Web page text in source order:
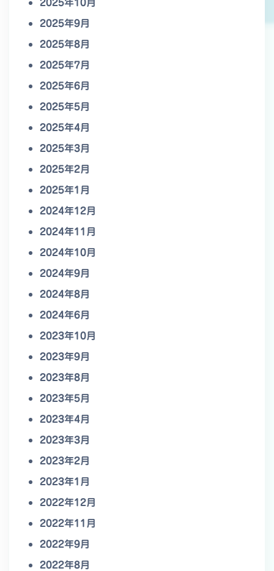
2025年10月
2025年9月
2025年8月
2025年7月
2025年6月
2025年5月
2025年4月
2025年3月
2025年2月
2025年1月
2024年12月
2024年11月
2024年10月
2024年9月
2024年8月
2024年6月
2023年10月
2023年9月
2023年8月
2023年5月
2023年4月
2023年3月
2023年2月
2023年1月
2022年12月
2022年11月
2022年9月
2022年8月